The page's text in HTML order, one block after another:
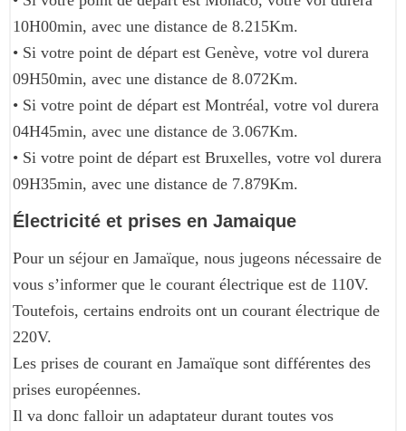
10H00min, avec une distance de 8.215Km.
• Si votre point de départ est Genève, votre vol durera
09H50min, avec une distance de 8.072Km.
• Si votre point de départ est Montréal, votre vol durera
04H45min, avec une distance de 3.067Km.
• Si votre point de départ est Bruxelles, votre vol durera
09H35min, avec une distance de 7.879Km.
Électricité et prises en Jamaique
Pour un séjour en Jamaïque, nous jugeons nécessaire de
vous s’informer que le courant électrique est de 110V.
Toutefois, certains endroits ont un courant électrique de
220V.
Les prises de courant en Jamaïque sont différentes des
prises européennes.
Il va donc falloir un adaptateur durant toutes vos